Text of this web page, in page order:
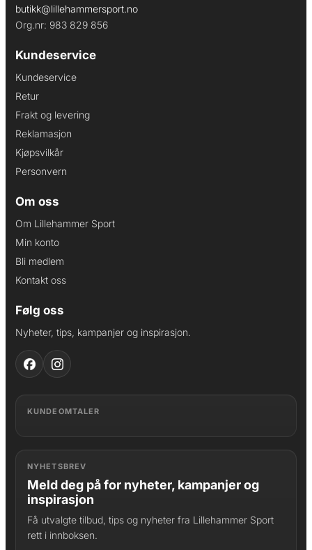
butikk@lillehammersport.no
Org.nr: 983 829 856
Kundeservice
Kundeservice
Retur
Frakt og levering
Reklamasjon
Kjøpsvilkår
Personvern
Om oss
Om Lillehammer Sport
Min konto
Bli medlem
Kontakt oss
Følg oss
Nyheter, tips, kampanjer og inspirasjon.
KUNDEOMTALER
NYHETSBREV
Meld deg på for nyheter, kampanjer og
inspirasjon
Få utvalgte tilbud, tips og nyheter fra Lillehammer Sport
rett i innboksen.